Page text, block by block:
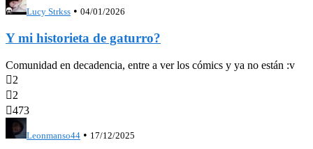
Lucy Strkss • 04/01/2026
Y mi historieta de gaturro?
Comunidad en decadencia, entre a ver los cómics y ya no están :v
2
2
473
Leonmanso44 • 17/12/2025